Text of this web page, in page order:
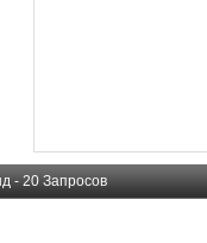
- 20 Запросов